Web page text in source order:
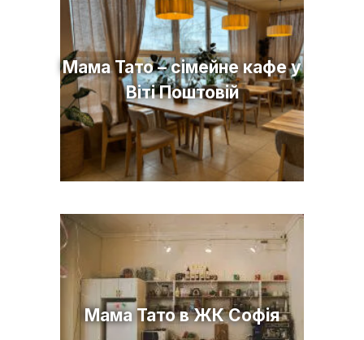
Мама Тато – сімейне кафе у
Віті Поштовій
Мама Тато в ЖК Софія